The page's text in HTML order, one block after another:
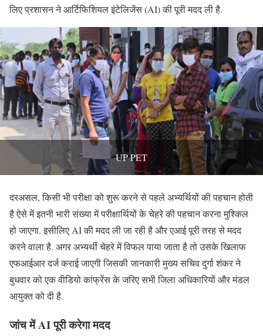
लिए प्रशासन ने आर्टिफिशियल इंटेलिजेंस (AI) की पूरी मदद ली है.
UP PET
दरअसल, किसी भी परीक्षा को शुरू करने से पहले अभ्यर्थियों की पहचान होती
है ऐसे में इतनी भारी संख्या में परीक्षार्थियों के चेहरे की पहचान करना मुश्किल
हो जाएगा. इसीलिए AI की मदद ली जा रही है और एआई पूरी तरह से मदद
करने वाला है. अगर अभ्यर्थी चेहरे में विफल पाया जाता है तो उसके खिलाफ
एफआईआर दर्ज कराई जाएगी जिसकी जानकारी मुख्य सचिव दुर्गा शंकर ने
बुधवार को एक वीडियो कांफ्रेंस के जरिए सभी जिला अधिकारियों और मंडल
आयुक्त को दी है.
जांच में AI पूरी करेगा मदद